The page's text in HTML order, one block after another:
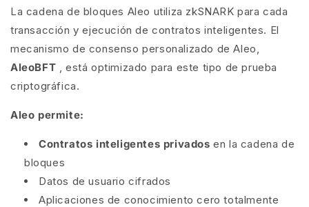
La cadena de bloques Aleo utiliza zkSNARK para cada
transacción y ejecución de contratos inteligentes. El
mecanismo de consenso personalizado de Aleo,
AleoBFT , está optimizado para este tipo de prueba
criptográfica.
Aleo permite:
Contratos inteligentes privados en la cadena de
bloques
Datos de usuario cifrados
Aplicaciones de conocimiento cero totalmente